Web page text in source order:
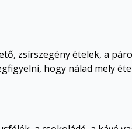
zsírszegény ételek, a
hogy nálad mely